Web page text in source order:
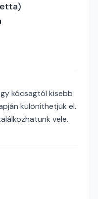
kócsagtól kisebb
különíthetjük el.
vele.